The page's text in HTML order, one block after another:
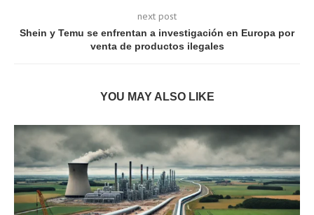
next post
Shein y Temu se enfrentan a investigación en Europa por
venta de productos ilegales
YOU MAY ALSO LIKE